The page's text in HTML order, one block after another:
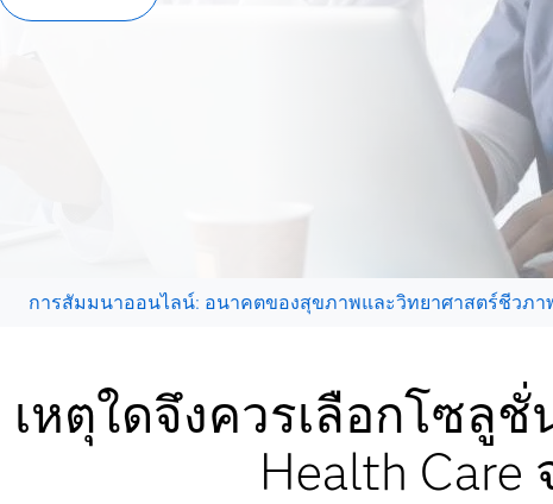
การสัมมนาออนไลน์: อนาคตของสุขภาพและวิทยาศาสตร์ชีวภ
เหตุใดจึงควรเลือกโซลู
Health Care